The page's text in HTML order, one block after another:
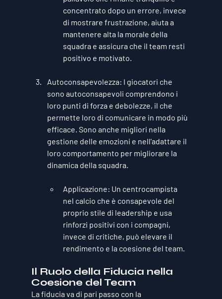
concentrato dopo un errore, invece
di mostrare frustrazione, aiuta a
mantenere alta la morale della
squadra e assicura che il team resti
positivo e motivato.
Autoconsapevolezza: I giocatori che
sono autoconsapevoli comprendono i
loro punti di forza e debolezze, il che
permette loro di comunicare in modo più
efficace. Sono anche migliori nella
gestione delle emozioni e nell'adattare il
loro comportamento per migliorare la
dinamica della squadra.
Applicazione: Un centrocampista
nel calcio che è consapevole del
proprio stile di leadership e usa
rinforzi positivi con i compagni,
invece di critiche, può elevare il
rendimento e la coesione del team.
Il Ruolo della Fiducia nella
Coesione del Team
La fiducia va di pari passo con la